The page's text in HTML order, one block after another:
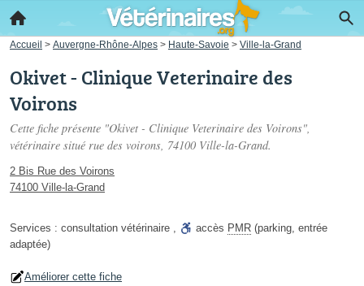
Accueil > Auvergne-Rhône-Alpes > Haute-Savoie > Ville-la-Grand
Okivet - Clinique Veterinaire des
Voirons
Cette fiche présente "Okivet - Clinique Veterinaire des Voirons",
vétérinaire situé rue des voirons, 74100 Ville-la-Grand.
2 Bis Rue des Voirons
74100 Ville-la-Grand
Services : consultation vétérinaire , accès PMR (parking, entrée
adaptée)
Améliorer cette fiche